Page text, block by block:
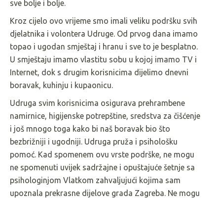
sve bolje i bolje.
Kroz cijelo ovo vrijeme smo imali veliku podršku svih
djelatnika i volontera Udruge. Od prvog dana imamo
topao i ugodan smještaj i hranu i sve to je besplatno.
U smještaju imamo vlastitu sobu u kojoj imamo TV i
Internet, dok s drugim korisnicima dijelimo dnevni
boravak, kuhinju i kupaonicu.
Udruga svim korisnicima osigurava prehrambene
namirnice, higijenske potrepštine, sredstva za čišćenje
i još mnogo toga kako bi naš boravak bio što
bezbrižniji i ugodniji. Udruga pruža i psihološku
pomoć. Kad spomenem ovu vrste podrške, ne mogu
ne spomenuti uvijek sadržajne i opuštajuće šetnje sa
psihologinjom Vlatkom zahvaljujući kojima sam
upoznala prekrasne dijelove grada Zagreba. Ne mogu